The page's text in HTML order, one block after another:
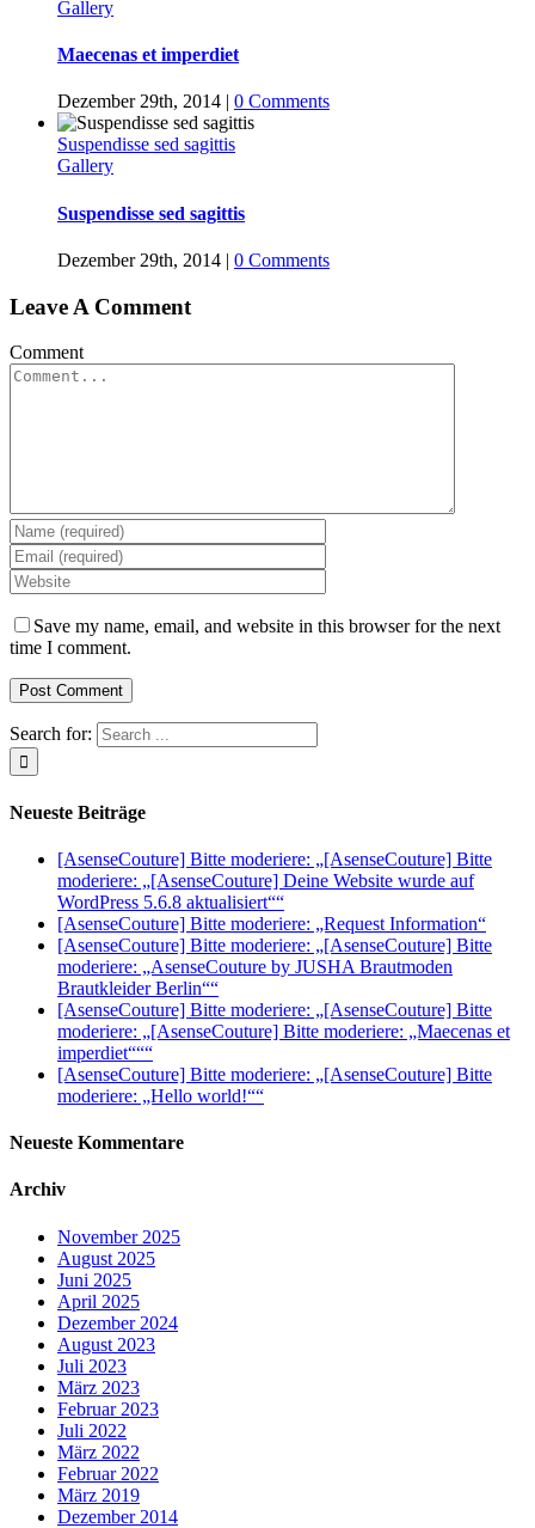
Gallery
Maecenas et imperdiet
Dezember 29th, 2014 | 0 Comments
Suspendisse sed sagittis
Gallery
Suspendisse sed sagittis
Dezember 29th, 2014 | 0 Comments
Leave A Comment
Comment
Save my name, email, and website in this browser for the next
time I comment.
Search for:
Neueste Beiträge
[AsenseCouture] Bitte moderiere: „[AsenseCouture] Bitte
moderiere: „[AsenseCouture] Deine Website wurde auf
WordPress 5.6.8 aktualisiert““
[AsenseCouture] Bitte moderiere: „Request Information“
[AsenseCouture] Bitte moderiere: „[AsenseCouture] Bitte
moderiere: „AsenseCouture by JUSHA Brautmoden
Brautkleider Berlin““
[AsenseCouture] Bitte moderiere: „[AsenseCouture] Bitte
moderiere: „[AsenseCouture] Bitte moderiere: „Maecenas et
imperdiet“““
[AsenseCouture] Bitte moderiere: „[AsenseCouture] Bitte
moderiere: „Hello world!““
Neueste Kommentare
Archiv
November 2025
August 2025
Juni 2025
April 2025
Dezember 2024
August 2023
Juli 2023
März 2023
Februar 2023
Juli 2022
März 2022
Februar 2022
März 2019
Dezember 2014